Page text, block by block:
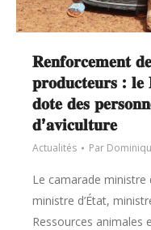
𝐑𝐞𝐧𝐟𝐨𝐫𝐜𝐞𝐦𝐞𝐧𝐭 𝐝𝐞
𝐩𝐫𝐨𝐝𝐮𝐜𝐭𝐞𝐮𝐫𝐬 :
𝐝𝐨𝐭𝐞 𝐝𝐞𝐬
𝐝’𝐚𝐯𝐢𝐜𝐮𝐥𝐭𝐮𝐫𝐞
Actualités Par
Le camarade ministre
ministre d’État,
Ressources animales